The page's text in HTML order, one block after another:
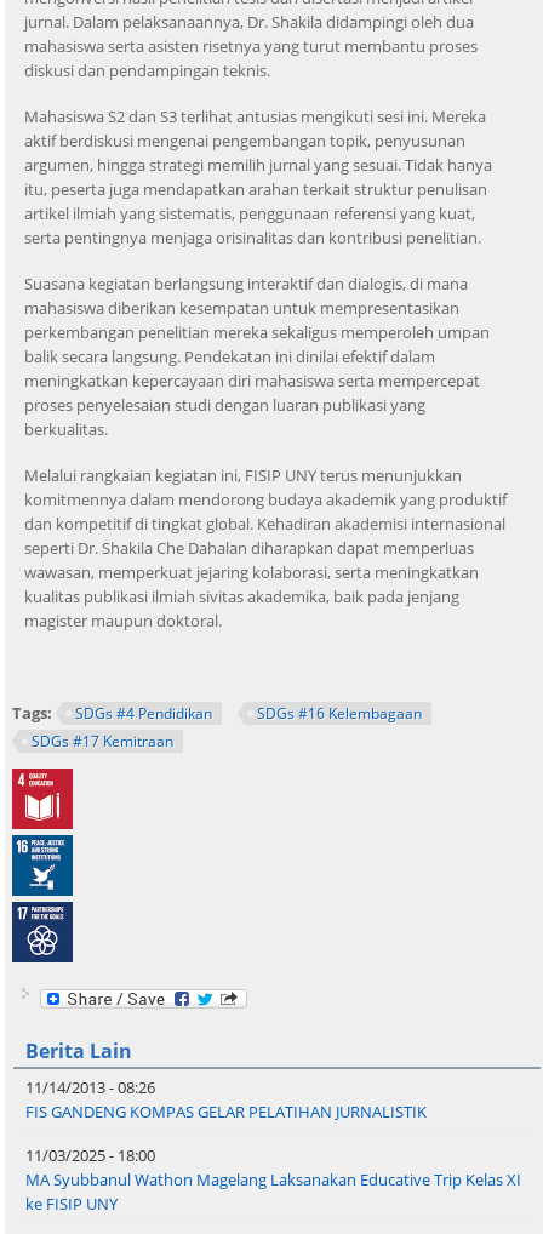
jurnal. Dalam pelaksanaannya, Dr. Shakila didampingi oleh dua
mahasiswa serta asisten risetnya yang turut membantu proses
diskusi dan pendampingan teknis.
Mahasiswa S2 dan S3 terlihat antusias mengikuti sesi ini. Mereka
aktif berdiskusi mengenai pengembangan topik, penyusunan
argumen, hingga strategi memilih jurnal yang sesuai. Tidak hanya
itu, peserta juga mendapatkan arahan terkait struktur penulisan
artikel ilmiah yang sistematis, penggunaan referensi yang kuat,
serta pentingnya menjaga orisinalitas dan kontribusi penelitian.
Suasana kegiatan berlangsung interaktif dan dialogis, di mana
mahasiswa diberikan kesempatan untuk mempresentasikan
perkembangan penelitian mereka sekaligus memperoleh umpan
balik secara langsung. Pendekatan ini dinilai efektif dalam
meningkatkan kepercayaan diri mahasiswa serta mempercepat
proses penyelesaian studi dengan luaran publikasi yang
berkualitas.
Melalui rangkaian kegiatan ini, FISIP UNY terus menunjukkan
komitmennya dalam mendorong budaya akademik yang produktif
dan kompetitif di tingkat global. Kehadiran akademisi internasional
seperti Dr. Shakila Che Dahalan diharapkan dapat memperluas
wawasan, memperkuat jejaring kolaborasi, serta meningkatkan
kualitas publikasi ilmiah sivitas akademika, baik pada jenjang
magister maupun doktoral.
Tags: SDGs #4 Pendidikan
SDGs #16 Kelembagaan
SDGs #17 Kemitraan
Berita Lain
11/14/2013 - 08:26
FIS GANDENG KOMPAS GELAR PELATIHAN JURNALISTIK
11/03/2025 - 18:00
MA Syubbanul Wathon Magelang Laksanakan Educative Trip Kelas XI
ke FISIP UNY